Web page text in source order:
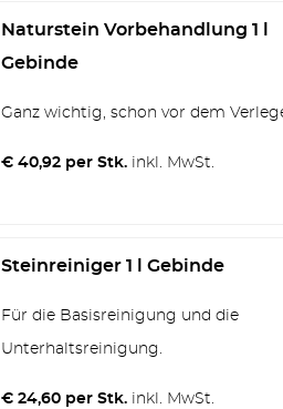
Naturstein Vorbehandlung 1 l
Gebinde
Ganz wichtig, schon vor dem
€ 40,92 per Stk. inkl. MwSt.
Steinreiniger 1 l Gebinde
Für die Basisreinigung und die
Unterhaltsreinigung.
€ 24,60 per Stk. inkl. MwSt.